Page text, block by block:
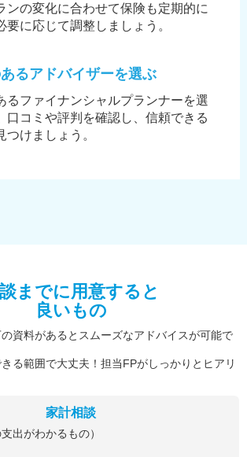
ンの変化に合わせて保険も定期的に
要に応じて調整しましょう。
るアドバイザーを選ぶ
るファイナンシャルプランナーを選
口コミや評判を確認し、信頼できる
つけましょう。
までに用意すると
良いもの
資料があるとスムーズなアドバイスが可能で
る範囲で大丈夫！担当FPがしっかりとヒアリ
家計相談
出がわかるもの）